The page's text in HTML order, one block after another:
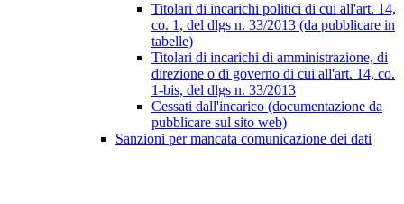
Titolari di incarichi politici di cui all'art. 14,
co. 1, del dlgs n. 33/2013 (da pubblicare in
tabelle)
Titolari di incarichi di amministrazione, di
direzione o di governo di cui all'art. 14, co.
1-bis, del dlgs n. 33/2013
Cessati dall'incarico (documentazione da
pubblicare sul sito web)
Sanzioni per mancata comunicazione dei dati